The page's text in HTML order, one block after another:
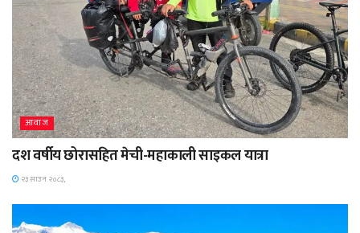
आवाज
दश वर्षीय छोरासहित मेची-महाकाली साइकल यात्रा
२३ साउन २०८३,